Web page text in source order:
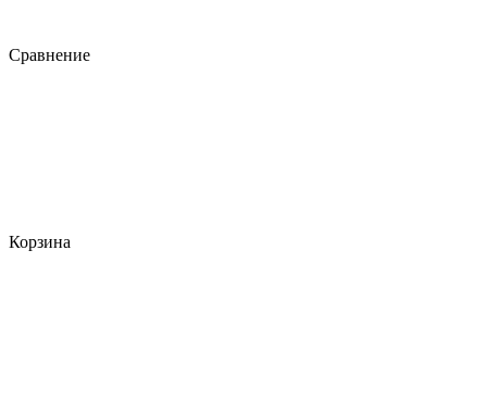
Сравнение
Корзина